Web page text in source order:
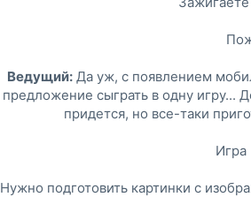
Ведущий:Да уж, с появлением
предложение сыграть в одну игру...
придется, но все-таки
Нужно подготовить картинки с